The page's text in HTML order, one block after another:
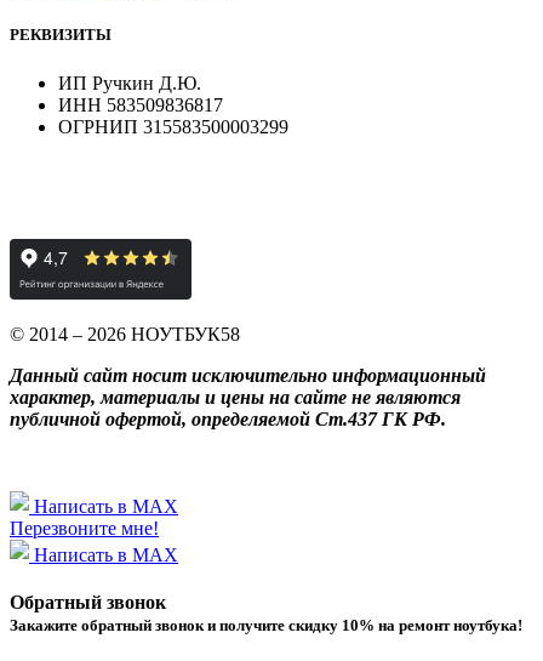
РЕКВИЗИТЫ
ИП Ручкин Д.Ю.
ИНН 583509836817
ОГРНИП 315583500003299
© 2014 – 2026 НОУТБУК58
Данный сайт носит исключительно информационный
характер, материалы и цены на сайте не являются
публичной офертой, определяемой Ст.437 ГК РФ.
Написать в MAX
Перезвоните мне!
Написать в MAX
Обратный звонок
Закажите обратный звонок и получитe скидку 10% на ремонт ноутбука!